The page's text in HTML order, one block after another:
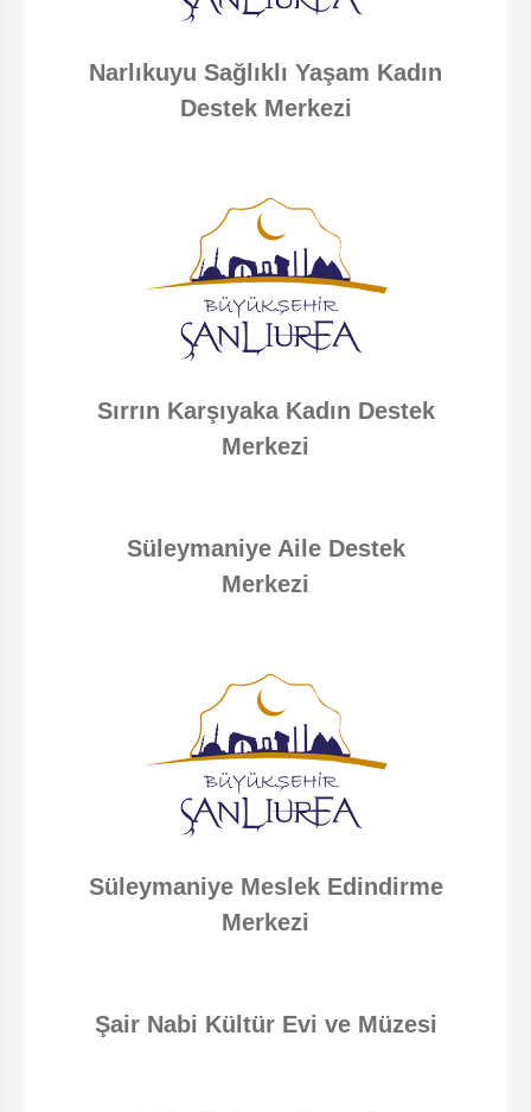
Narlıkuyu Sağlıklı Yaşam Kadın
Destek Merkezi
Sırrın Karşıyaka Kadın Destek
Merkezi
Süleymaniye Aile Destek
Merkezi
Süleymaniye Meslek Edindirme
Merkezi
Şair Nabi Kültür Evi ve Müzesi